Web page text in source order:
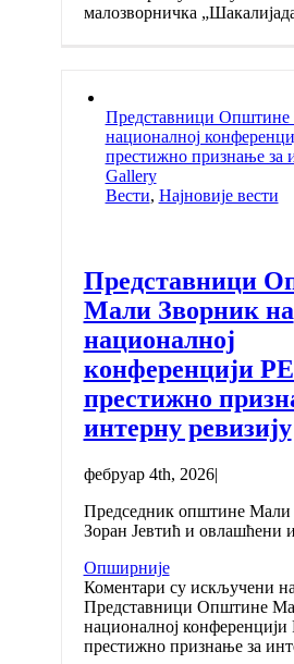
малозворничка
Представници Општине
националној
престижно признање за
Gallery
Вести, Најновије вести
Представници
Мали Зворник на
националној
конференцији
престижно
интерну ревизију
фебруар 4th, 2026|
Председник општине Мали
Зоран Јевтић и овлашћени
Опширније
Коментари су искључени на
Представници Општине
националној
престижно признање за